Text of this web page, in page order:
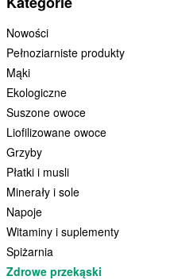
Nowości
Pełnoziarniste produkty
Mąki
Ekologiczne
Suszone owoce
Liofilizowane owoce
Grzyby
Płatki i musli
Minerały i sole
Napoje
Witaminy i suplementy
Spiżarnia
Zdrowe przekąski